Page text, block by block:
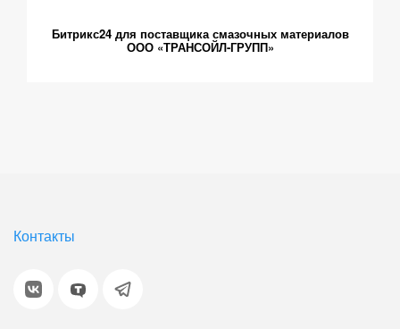
Битрикс24 для поставщика смазочных материалов
ООО «ТРАНСОЙЛ-ГРУПП»
Контакты